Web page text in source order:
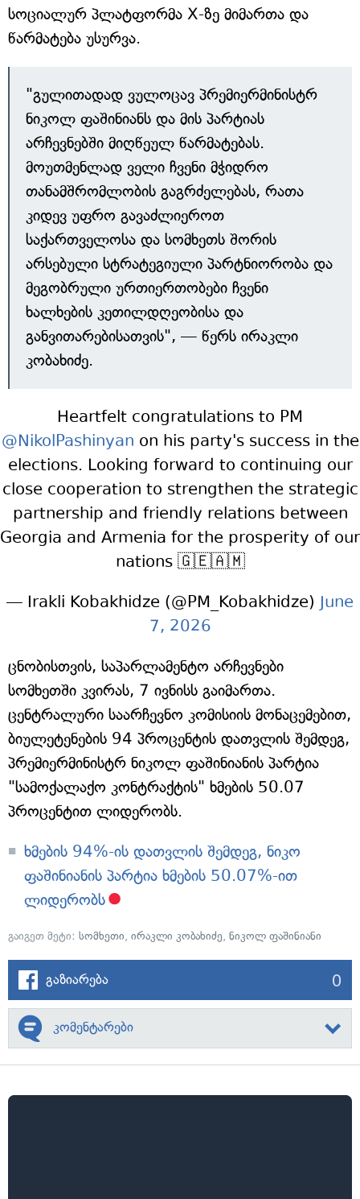
სოციალურ პლატფორმა X-ზე მიმართა და
წარმატება უსურვა.
"გულითადად ვულოცავ პრემიერმინისტრ
ნიკოლ ფაშინიანს და მის პარტიას
არჩევნებში მიღწეულ წარმატებას.
მოუთმენლად ველი ჩვენი მჭიდრო
თანამშრომლობის გაგრძელებას, რათა
კიდევ უფრო გავაძლიეროთ
საქართველოსა და სომხეთს შორის
არსებული სტრატეგიული პარტნიორობა და
მეგობრული ურთიერთობები ჩვენი
ხალხების კეთილდღეობისა და
განვითარებისათვის", — წერს ირაკლი
კობახიძე.
Heartfelt congratulations to PM
@NikolPashinyan on his party's success in the
elections. Looking forward to continuing our
close cooperation to strengthen the strategic
partnership and friendly relations between
Georgia and Armenia for the prosperity of our
nations 🇬🇪🇦🇲
— Irakli Kobakhidze (@PM_Kobakhidze) June
7, 2026
ცნობისთვის, საპარლამენტო არჩევნები
სომხეთში კვირას, 7 ივნისს გაიმართა.
ცენტრალური საარჩევნო კომისიის მონაცემებით,
ბიულეტენების 94 პროცენტის დათვლის შემდეგ,
პრემიერმინისტრ ნიკოლ ფაშინიანის პარტია
"სამოქალაქო კონტრაქტის" ხმების 50.07
პროცენტით ლიდერობს.
ხმების 94%-ის დათვლის შემდეგ, ნიკო
ფაშინიანის პარტია ხმების 50.07%-ით
ლიდერობს
გაიგეთ მეტი: სომხეთი, ირაკლი კობახიძე, ნიკოლ ფაშინიანი
გაზიარება 0
კომენტარები